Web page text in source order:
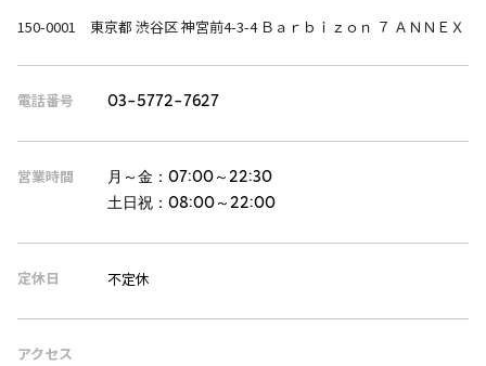
150-0001 東京都 渋谷区 神宮前4-3-4 Ｂａｒｂｉｚｏｎ ７ ＡＮＮＥＸ
電話番号 03-5772-7627
営業時間 月～金：07:00～22:30
土日祝：08:00～22:00
定休日 不定休
アクセス